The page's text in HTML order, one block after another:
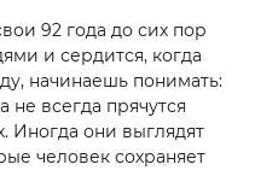
92 года до сих пор
и сердится, когда
начинаешь понимать:
не всегда прячутся
Иногда они выглядят
человек сохраняет